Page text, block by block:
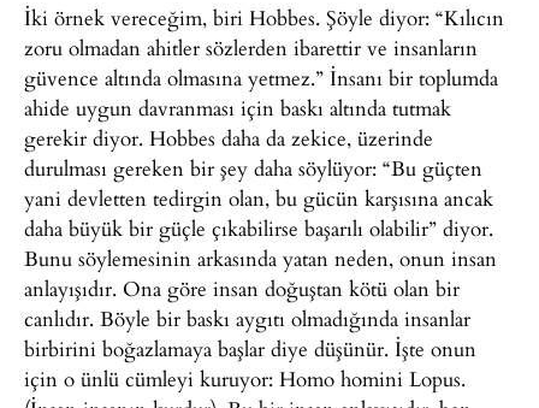
İki örnek vereceğim, biri Hobbes. Şöyle diyor: “Kılıcın
zoru olmadan ahitler sözlerden ibarettir ve insanların
güvence altında olmasına yetmez.” İnsanı bir toplumda
ahide uygun davranması için baskı altında tutmak
gerekir diyor. Hobbes daha da zekice, üzerinde
durulması gereken bir şey daha söylüyor: “Bu güçten
yani devletten tedirgin olan, bu gücün karşısına ancak
daha büyük bir güçle çıkabilirse başarılı olabilir” diyor.
Bunu söylemesinin arkasında yatan neden, onun insan
anlayışıdır. Ona göre insan doğuştan kötü olan bir
canlıdır. Böyle bir baskı aygıtı olmadığında insanlar
birbirini boğazlamaya başlar diye düşünür. İşte onun
için o ünlü cümleyi kuruyor: Homo homini Lopus.